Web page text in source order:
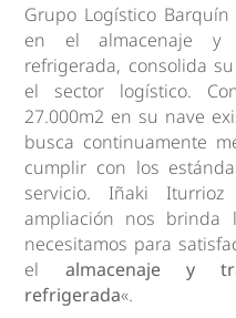
Grupo Logístico
en el almacenaje y
refrigerada, consolida
el sector logístico.
27.000m2 en su nave
busca continuamente
cumplir con los
servicio. Iñaki Iturrioz
ampliación nos brinda
necesitamos para
el almacenaje y
refrigerada«.